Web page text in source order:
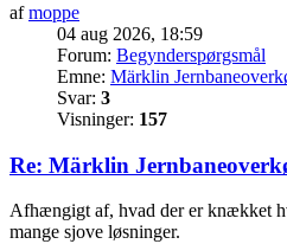
afmoppe
04 aug 2026, 18:59
Forum: Begynderspørgsmål
Emne: Märklin
Svar: 3
Visninger: 157
Re: Märklin
Afhængigt af, hvad der er knækket
mange sjove løsninger.